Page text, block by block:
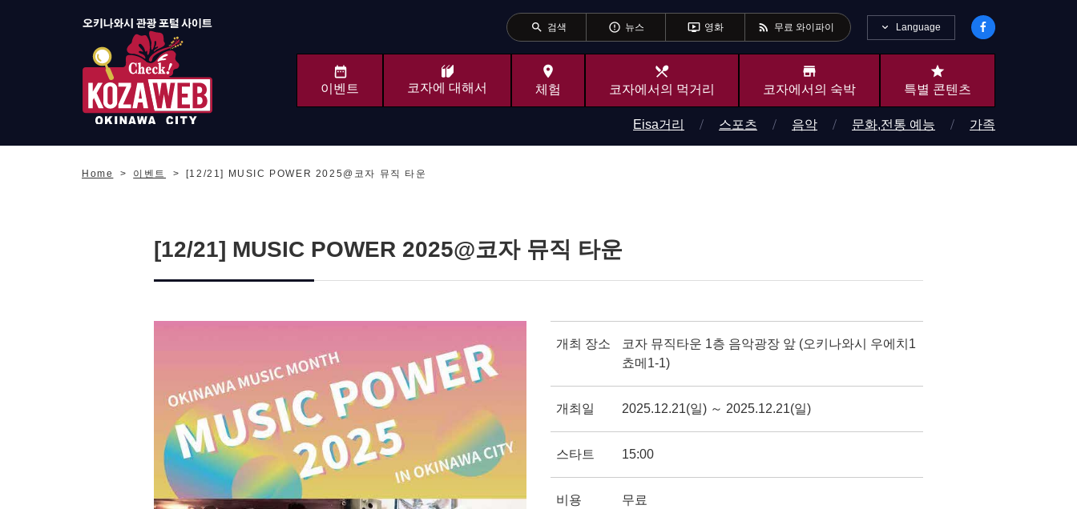
search 검색 error_outline 뉴스 ondemand_video 영화 rss_feed 무료 와이파이 Language
이벤트 코자에 대해서
place
체험
local_dining
코자에서의 먹거리
store
코자에서의 숙박
star
특별 콘텐츠
Eisa거리 스포츠 음악 문화,전통 예능 가족
Home 이벤트 [12/21] MUSIC POWER 2025@코자 뮤직 타운
[12/21] MUSIC POWER 2025@코자 뮤직 타운
개최 장소
코자 뮤직타운 1층 음악광장 앞 (오키나와시 우에치1
쵸메1-1)
개최일 2025.12.21(일) ～ 2025.12.21(일)
스타트 15:00
비용 무료